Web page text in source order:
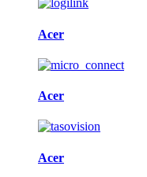
Acer
Acer
Acer